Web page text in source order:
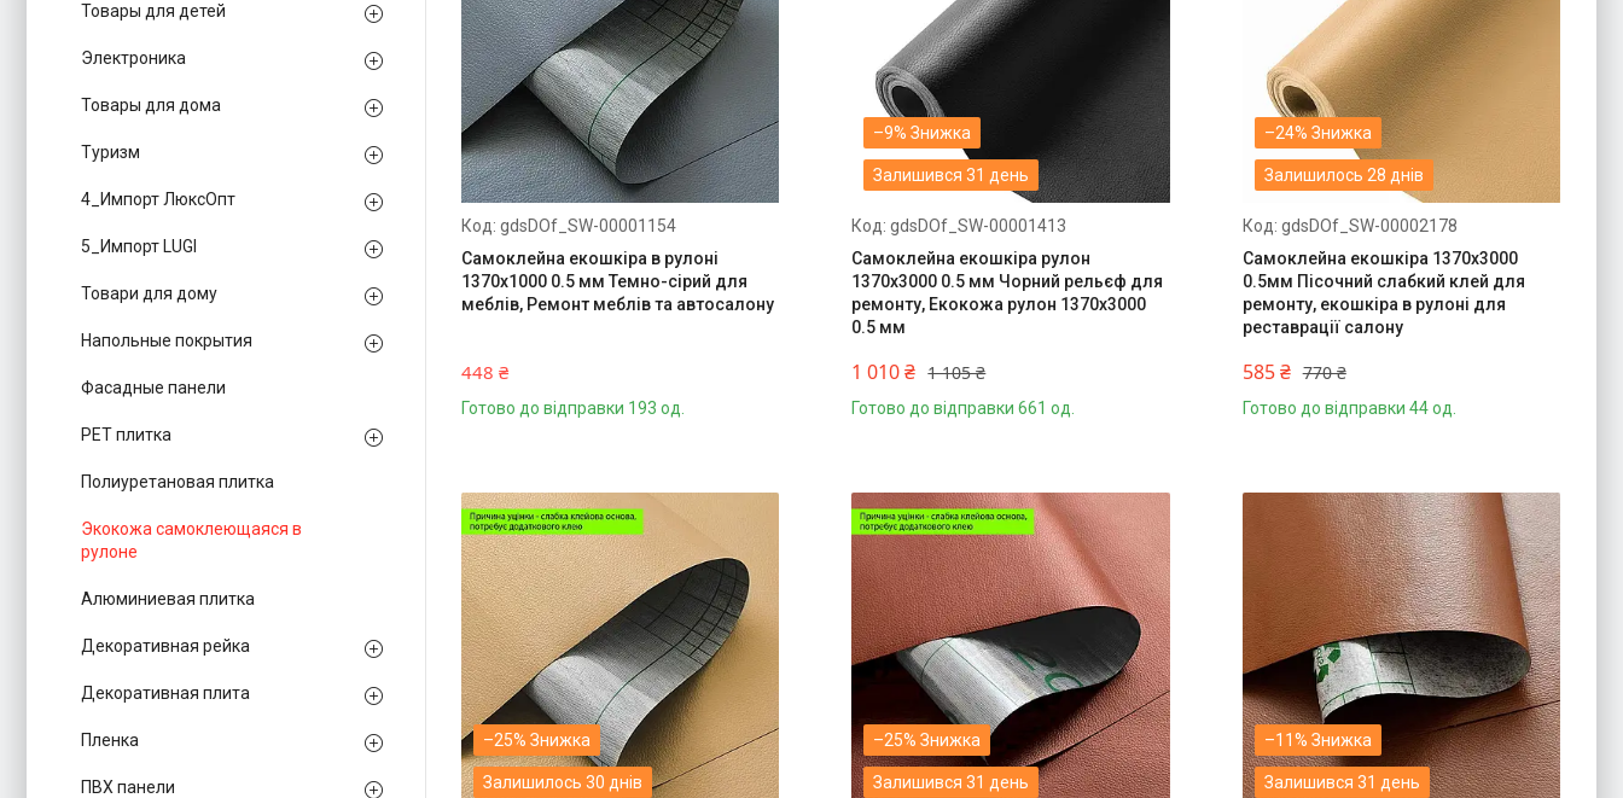
gdsDOf_SW-00001154
Самоклейна екошкіра в рулоні
1370х1000 0.5 мм Темно-сірий для
меблів, Ремонт меблів та автосалону
448 ₴
Готово до відправки 193 од.
Залишився 31 день
–9%
gdsDOf_SW-00001413
Самоклейна екошкіра рулон
1370х3000 0.5 мм Чорний рельєф для
ремонту, Екокожа рулон 1370х3000
0.5 мм
1 105 ₴
1 010 ₴
Готово до відправки 661 од.
Залишилось 28 днів
–24%
gdsDOf_SW-00002178
Самоклейна екошкіра 1370х3000
0.5мм Пісочний слабкий клей для
ремонту, екошкіра в рулоні для
реставрації салону
770 ₴
585 ₴
Готово до відправки 44 од.
Залишилось 30 днів
–25%
Залишився 31 день
–25%
Залишився 31 день
–11%
Товары для детей
Электроника
Товары для дома
Туризм
4_Импорт ЛюксОпт
5_Импорт LUGI
Товари для дому
Напольные покрытия
Фасадные панели
PЕT плитка
Полиуретановая плитка
Экокожа самоклеющаяся в
рулоне
Алюминиевая плитка
Декоративная рейка
Декоративная плита
Пленка
ПВХ панели